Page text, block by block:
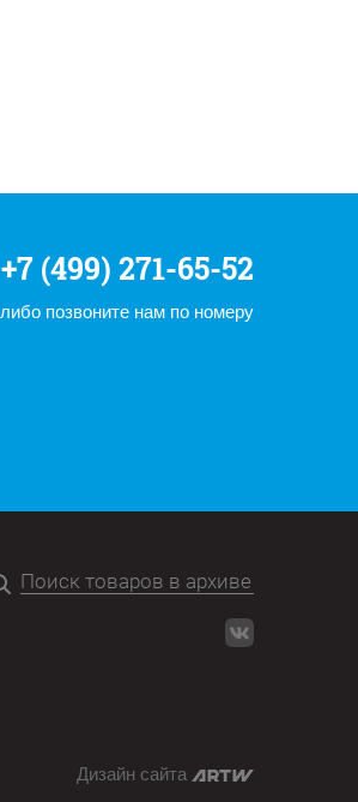
+7 (499) 271-65-52
либо позвоните нам по номеру
Дизайн сайта